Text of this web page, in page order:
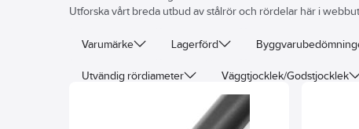
Utforska vårt breda utbud av stålrör och rördelar här i
Varumärke Lagerförd
Utvändig rördiameter Väggtjocklek/Godstjocklek